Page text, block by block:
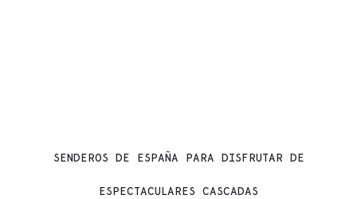
SENDEROS DE ESPAÑA PARA DISFRUTAR DE
ESPECTACULARES CASCADAS